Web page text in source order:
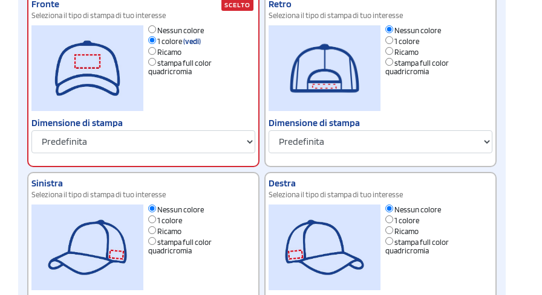
Fronte
Seleziona il tipo di stampa di tuo interesse
Nessun colore
1 colore(vedi)
Ricamo
stampa full color
quadricromia
Dimensione di stampa
SCELTO Retro
Seleziona il tipo di stampa di tuo interesse
Nessun colore
1 colore
Ricamo
stampa full color
quadricromia
Dimensione di stampa
Sinistra
Seleziona il tipo di stampa di tuo interesse
Nessun colore
1 colore
Ricamo
stampa full color
quadricromia
Destra
Seleziona il tipo di stampa di tuo interesse
Nessun colore
1 colore
Ricamo
stampa full color
quadricromia